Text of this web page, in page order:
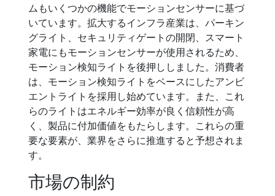
ムもいくつかの機能でモーションセンサーに基づ
いています。拡大するインフラ産業は、パーキン
グライト、セキュリティゲートの開閉、スマート
家電にもモーションセンサーが使用されるため、
モーション検知ライトを後押ししました。消費者
は、モーション検知ライトをベースにしたアンビ
エントライトを採用し始めています。また、これ
らのライトはエネルギー効率が良く信頼性が高
く、製品に付加価値をもたらします。これらの重
要な要素が、業界をさらに推進すると予想されま
す。
市場の制約